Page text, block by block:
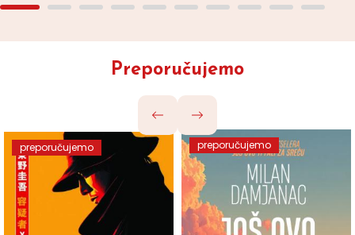
Preporučujemo
preporučujemo preporučujemo